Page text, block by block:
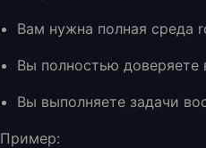
Вам нужна полная среда
Вы полностью доверяете
Вы выполняете задачи
Пример: